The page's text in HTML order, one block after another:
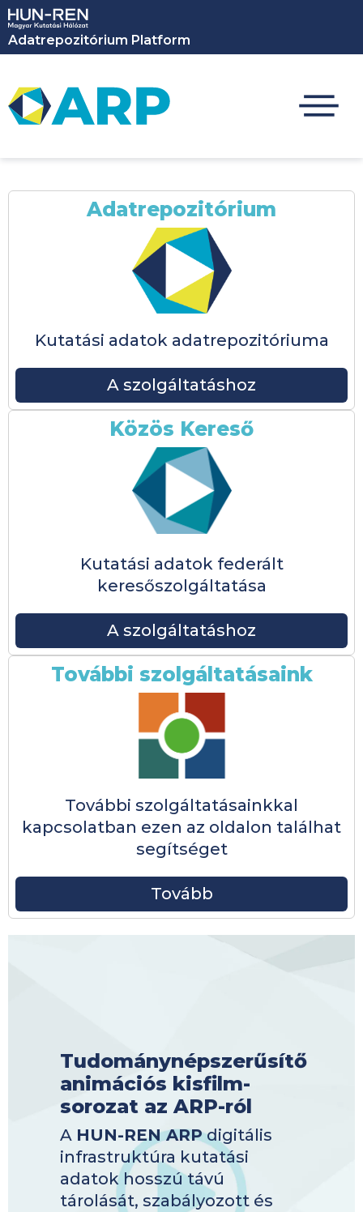
Ugrás a tartalomra
Adatrepozitórium Platform
Adatrepozitórium
Kutatási adatok adatrepozitóriuma
A szolgáltatáshoz
Közös Kereső
Kutatási adatok federált
keresőszolgáltatása
A szolgáltatáshoz
További szolgáltatásaink
További szolgáltatásainkkal
kapcsolatban ezen az oldalon találhat
segítséget
Tovább
Tudománynépszerűsítő
animációs kisfilm-
sorozat az ARP-ról
A HUN-REN ARPdigitális
infrastruktúra kutatási
adatok hosszú távú
tárolását, szabályozott és